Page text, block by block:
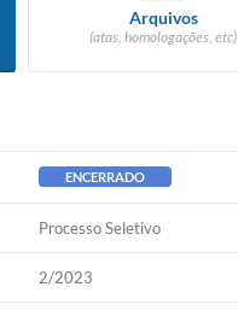
Arquivos
(atas, homologações, etc)
ENCERRADO
Processo Seletivo
2/2023